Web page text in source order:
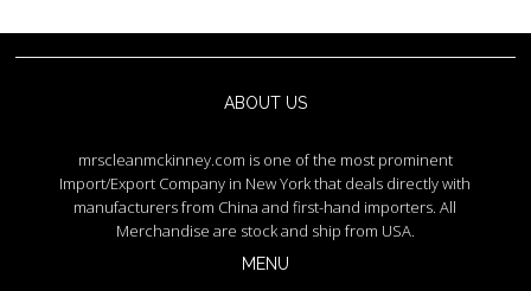
ABOUT US
mrscleanmckinney.com is one of the most prominent
Import/Export Company in New York that deals directly with
manufacturers from China and first-hand importers. All
Merchandise are stock and ship from USA.
MENU